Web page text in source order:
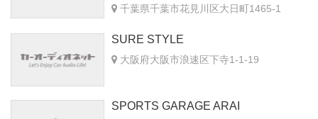
千葉県千葉市花見川区大日町1465-1
SURE STYLE
大阪府大阪市浪速区下寺1-1-19
SPORTS GARAGE ARAI